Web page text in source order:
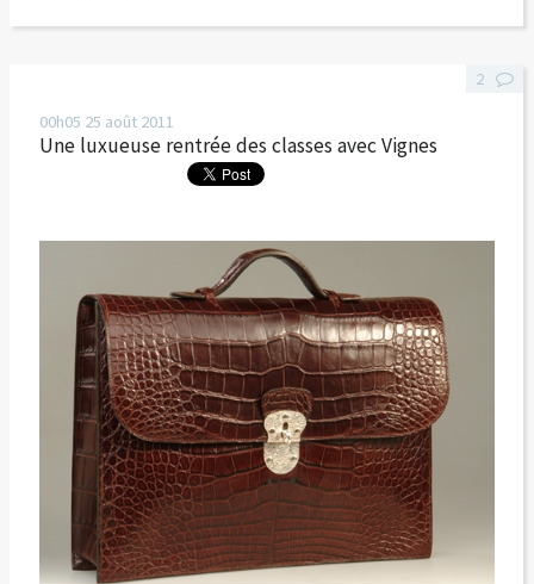
00h05 25 août 2011
Une luxueuse rentrée des classes avec Vignes
2